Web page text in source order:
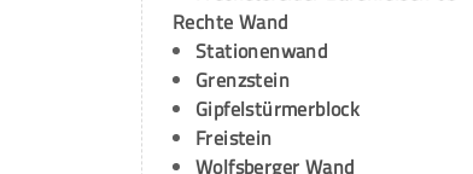
Rechte Wand
Stationenwand
Grenzstein
Gipfelstürmerblock
Freistein
Wolfsberger Wand